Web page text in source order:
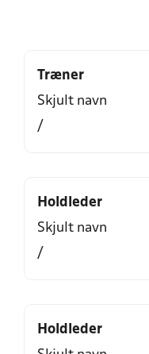
Træner
Skjult navn
/
Holdleder
Skjult navn
/
Holdleder